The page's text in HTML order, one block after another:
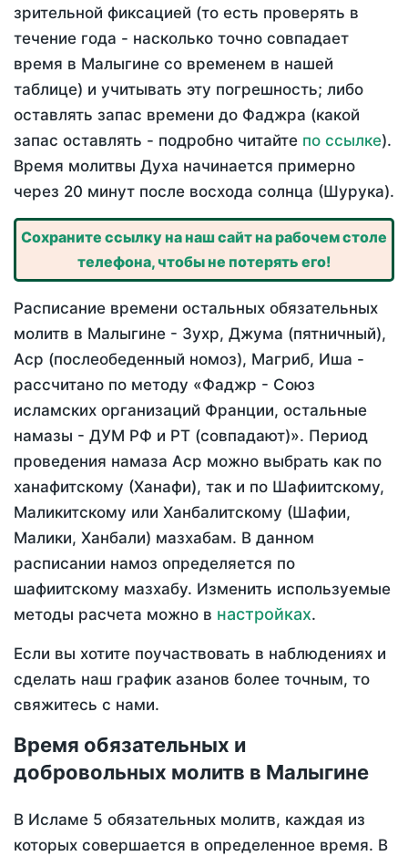
зрительной фиксацией (то есть проверять в
течение года - насколько точно совпадает
время в Малыгине со временем в нашей
таблице) и учитывать эту погрешность; либо
оставлять запас времени до Фаджра (какой
запас оставлять - подробно читайте по ссылке).
Время молитвы Духа начинается примерно
через 20 минут после восхода солнца (Шурука).
Сохраните ссылку на наш сайт на рабочем столе
телефона, чтобы не потерять его!
Расписание времени остальных обязательных
молитв в Малыгине - Зухр, Джума (пятничный),
Аср (послеобеденный номоз), Магриб, Иша -
рассчитано по методу «Фаджр - Союз
исламских организаций Франции, остальные
намазы - ДУМ РФ и РТ (совпадают)». Период
проведения намаза Аср можно выбрать как по
ханафитскому (Ханафи), так и по Шафиитскому,
Маликитскому или Ханбалитскому (Шафии,
Малики, Ханбали) мазхабам. В данном
расписании намоз определяется по
шафиитскому мазхабу. Изменить используемые
методы расчета можно в настройках.
Если вы хотите поучаствовать в наблюдениях и
сделать наш график азанов более точным, то
свяжитесь с нами.
Время обязательных и
добровольных молитв в Малыгине
В Исламе 5 обязательных молитв, каждая из
которых совершается в определенное время. В